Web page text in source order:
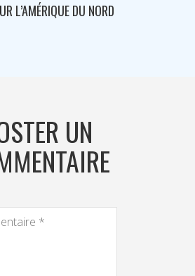
SUR LES PISTES DE MONTCLAR
UN